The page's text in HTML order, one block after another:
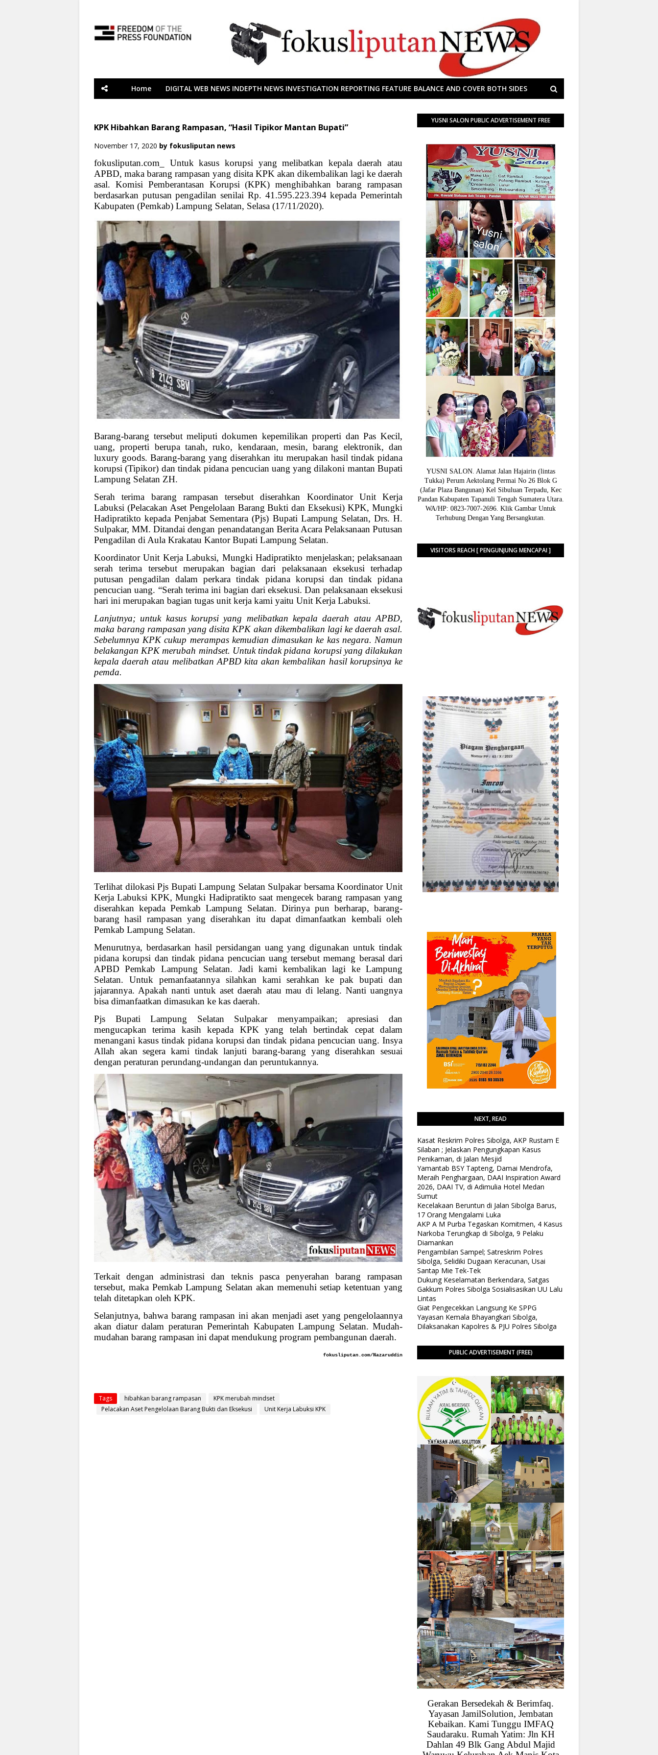
Home DIGITAL WEB NEWS INDEPTH NEWS INVESTIGATION REPORTING FEATURE BALANCE AND COVER BOTH SIDES
KPK Hibahkan Barang Rampasan, “Hasil Tipikor Mantan Bupati”
November 17, 2020 by fokusliputan news
fokusliputan.com_ Untuk kasus korupsi yang melibatkan kepala daerah atau
APBD, maka barang rampasan yang disita KPK akan dikembalikan lagi ke daerah
asal. Komisi Pemberantasan Korupsi (KPK) menghibahkan barang rampasan
berdasarkan putusan pengadilan senilai Rp. 41.595.223.394 kepada Pemerintah
Kabupaten (Pemkab) Lampung Selatan, Selasa (17/11/2020).
Barang-barang tersebut meliputi dokumen kepemilikan properti dan Pas Kecil,
uang, properti berupa tanah, ruko, kendaraan, mesin, barang elektronik, dan
luxury goods. Barang-barang yang diserahkan itu merupakan hasil tindak pidana
korupsi (Tipikor) dan tindak pidana pencucian uang yang dilakoni mantan Bupati
Lampung Selatan ZH.
Serah terima barang rampasan tersebut diserahkan Koordinator Unit Kerja
Labuksi (Pelacakan Aset Pengelolaan Barang Bukti dan Eksekusi) KPK, Mungki
Hadipratikto kepada Penjabat Sementara (Pjs) Bupati Lampung Selatan, Drs. H.
Sulpakar, MM. Ditandai dengan penandatangan Berita Acara Pelaksanaan Putusan
Pengadilan di Aula Krakatau Kantor Bupati Lampung Selatan.
Koordinator Unit Kerja Labuksi, Mungki Hadipratikto menjelaskan; pelaksanaan
serah terima tersebut merupakan bagian dari pelaksanaan eksekusi terhadap
putusan pengadilan dalam perkara tindak pidana korupsi dan tindak pidana
pencucian uang. “Serah terima ini bagian dari eksekusi. Dan pelaksanaan eksekusi
hari ini merupakan bagian tugas unit kerja kami yaitu Unit Kerja Labuksi.
Lanjutnya; untuk kasus korupsi yang melibatkan kepala daerah atau APBD,
maka barang rampasan yang disita KPK akan dikembalikan lagi ke daerah asal.
Sebelumnya KPK cukup merampas kemudian dimasukan ke kas negara. Namun
belakangan KPK merubah mindset. Untuk tindak pidana korupsi yang dilakukan
kepala daerah atau melibatkan APBD kita akan kembalikan hasil korupsinya ke
pemda.
Terlihat dilokasi Pjs Bupati Lampung Selatan Sulpakar bersama Koordinator Unit
Kerja Labuksi KPK, Mungki Hadipratikto saat mengecek barang rampasan yang
diserahkan kepada Pemkab Lampung Selatan. Dirinya pun berharap, barang-
barang hasil rampasan yang diserahkan itu dapat dimanfaatkan kembali oleh
Pemkab Lampung Selatan.
Menurutnya, berdasarkan hasil persidangan uang yang digunakan untuk tindak
pidana korupsi dan tindak pidana pencucian uang tersebut memang berasal dari
APBD Pemkab Lampung Selatan. Jadi kami kembalikan lagi ke Lampung
Selatan. Untuk pemanfaatannya silahkan kami serahkan ke pak bupati dan
jajarannya. Apakah nanti untuk aset daerah atau mau di lelang. Nanti uangnya
bisa dimanfaatkan dimasukan ke kas daerah.
Pjs Bupati Lampung Selatan Sulpakar menyampaikan; apresiasi dan
mengucapkan terima kasih kepada KPK yang telah bertindak cepat dalam
menangani kasus tindak pidana korupsi dan tindak pidana pencucian uang. Insya
Allah akan segera kami tindak lanjuti barang-barang yang diserahkan sesuai
dengan peraturan perundang-undangan dan peruntukannya.
Terkait dengan administrasi dan teknis pasca penyerahan barang rampasan
tersebut, maka Pemkab Lampung Selatan akan memenuhi setiap ketentuan yang
telah ditetapkan oleh KPK.
Selanjutnya, bahwa barang rampasan ini akan menjadi aset yang pengelolaannya
akan diatur dalam peraturan Pemerintah Kabupaten Lampung Selatan. Mudah-
mudahan barang rampasan ini dapat mendukung program pembangunan daerah.
fokusliputan.com/Nazaruddin
Tags hibahkan barang rampasan
KPK merubah mindset
Pelacakan Aset Pengelolaan Barang Bukti dan Eksekusi
Unit Kerja Labuksi KPK
YUSNI SALON PUBLIC ADVERTISEMENT FREE
YUSNI SALON. Alamat Jalan Hajairin (lintas
Tukka) Perum Aektolang Permai No 26 Blok G
(Jafar Plaza Bangunan) Kel Sibuluan Terpadu, Kec
Pandan Kabupaten Tapanuli Tengah Sumatera Utara.
WA/HP: 0823-7007-2696. Klik Gambar Untuk
Terhubung Dengan Yang Bersangkutan.
VISITORS REACH [ PENGUNJUNG MENCAPAI ]
NEXT, READ
Kasat Reskrim Polres Sibolga, AKP Rustam E
Silaban ; Jelaskan Pengungkapan Kasus
Penikaman, di Jalan Mesjid
Yamantab BSY Tapteng, Damai Mendrofa,
Meraih Penghargaan, DAAI Inspiration Award
2026, DAAI TV, di Adimulia Hotel Medan
Sumut
Kecelakaan Beruntun di Jalan Sibolga Barus,
17 Orang Mengalami Luka
AKP A M Purba Tegaskan Komitmen, 4 Kasus
Narkoba Terungkap di Sibolga, 9 Pelaku
Diamankan
Pengambilan Sampel; Satreskrim Polres
Sibolga, Selidiki Dugaan Keracunan, Usai
Santap Mie Tek-Tek
Dukung Keselamatan Berkendara, Satgas
Gakkum Polres Sibolga Sosialisasikan UU Lalu
Lintas
Giat Pengecekkan Langsung Ke SPPG
Yayasan Kemala Bhayangkari Sibolga,
Dilaksanakan Kapolres & PJU Polres Sibolga
PUBLIC ADVERTISEMENT (FREE)
Gerakan Bersedekah & Berimfaq.
Yayasan JamilSolution, Jembatan
Kebaikan. Kami Tunggu IMFAQ
Saudaraku. Rumah Yatim: Jln KH
Dahlan 49 Blk Gang Abdul Majid